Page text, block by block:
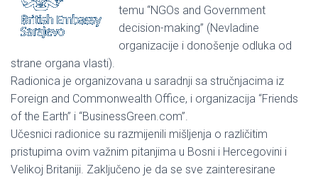
temu “NGOs and Government
decision-making” (Nevladine
organizacije i donošenje odluka od
strane organa vlasti).
Radionica je organizovana u saradnji sa stručnjacima iz
Foreign and Commonwealth Office, i organizacija “Friends
of the Earth” i “BusinessGreen.com”.
Učesnici radionice su razmijenili mišljenja o različitim
pristupima ovim važnim pitanjima u Bosni i Hercegovini i
Velikoj Britaniji. Zaključeno je da se sve zainteresirane